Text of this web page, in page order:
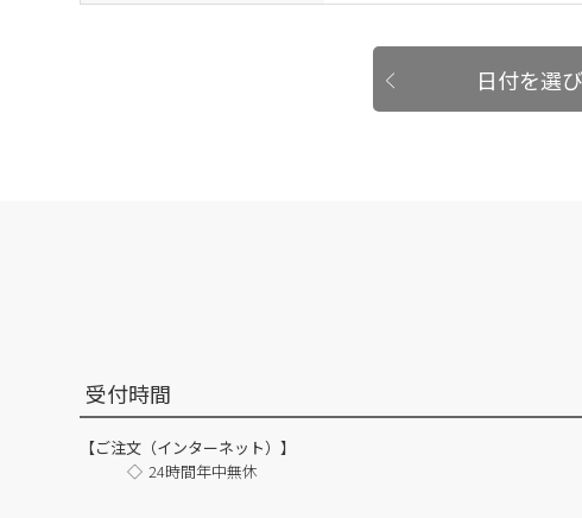
日付を選
受付時間
【ご注文（インターネット）】
24時間年中無休